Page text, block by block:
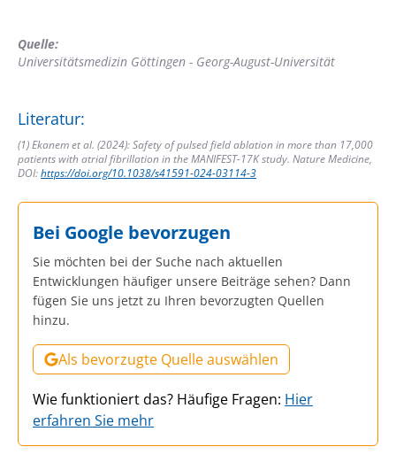
Quelle:
Universitätsmedizin Göttingen - Georg-August-Universität
Literatur:
(1) Ekanem et al. (2024): Safety of pulsed field ablation in more than 17,000
patients with atrial fibrillation in the MANIFEST-17K study. Nature Medicine,
DOI:https://doi.org/10.1038/s41591-024-03114-3
Bei Google bevorzugen
Sie möchten bei der Suche nach aktuellen
Entwicklungen häufiger unsere Beiträge sehen? Dann
fügen Sie uns jetzt zu Ihren bevorzugten Quellen
hinzu.
Als bevorzugte Quelle auswählen
Wie funktioniert das? Häufige Fragen: Hier
erfahren Sie mehr